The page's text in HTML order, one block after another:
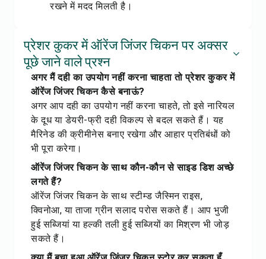
रखने में मदद मिलती है।
प्रेशर कुकर में ऑरेंज जिंजर चिकन पर अक्सर
पूछे जाने वाले प्रश्न
अगर मैं दही का उपयोग नहीं करना चाहता तो प्रेशर कुकर में
ऑरेंज जिंजर चिकन कैसे बनाऊं?
अगर आप दही का उपयोग नहीं करना चाहते, तो इसे नारियल
के दूध या डेयरी-फ्री दही विकल्प से बदल सकते हैं। यह
मैरिनेड की क्रीमीनेस बनाए रखेगा और आहार प्रतिबंधों को
भी पूरा करेगा।
ऑरेंज जिंजर चिकन के साथ कौन-कौन से साइड डिश अच्छे
लगते हैं?
ऑरेंज जिंजर चिकन के साथ स्टीम्ड जैस्मिन राइस,
क्विनोआ, या ताजा ग्रीन सलाद परोस सकते हैं। आप भुजी
हुई सब्जियां या हल्की तली हुई सब्जियों का मिश्रण भी जोड़
सकते हैं।